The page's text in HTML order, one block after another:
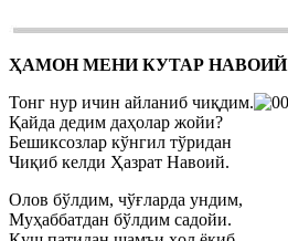
ҲАМОН МЕНИ КУТАР НАВОИЙ
Тонг нур ичин айланиб чиқдим.
Қайда дедим даҳолар жойи?
Бешиксозлар кўнгил тўридан
Чиқиб келди Ҳазрат Навоий.
Олов бўлдим, чўғларда ундим,
Муҳаббатдан бўлдим садойи.